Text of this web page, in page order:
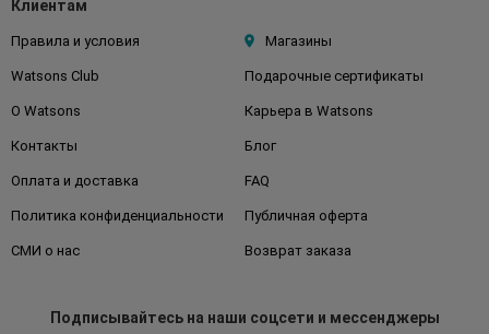
Клиентам
Правила и условия Магазины
Watsons Club Подарочные сертификаты
О Watsons Карьера в Watsons
Контакты Блог
Оплата и доставка FAQ
Политика конфиденциальности Публичная оферта
СМИ о нас Возврат заказа
Подписывайтесьна наши соцсети и мессенджеры